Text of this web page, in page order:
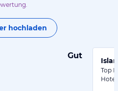
hochladen
Gut
Top